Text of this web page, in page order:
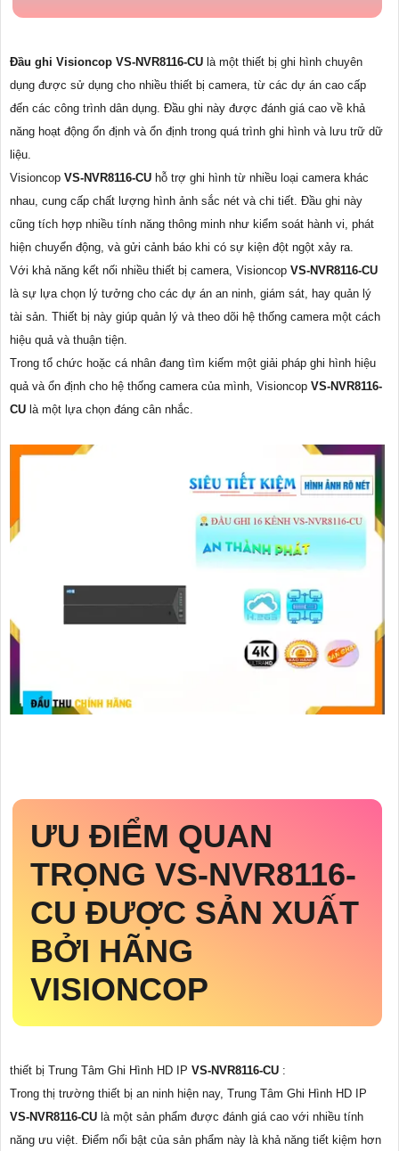
Đầu ghi Visioncop VS-NVR8116-CU là một thiết bị ghi hình chuyên
dụng được sử dụng cho nhiều thiết bị camera, từ các dự án cao cấp
đến các công trình dân dụng. Đầu ghi này được đánh giá cao về khả
năng hoạt động ổn định và ổn định trong quá trình ghi hình và lưu trữ dữ
liệu.
Visioncop VS-NVR8116-CU hỗ trợ ghi hình từ nhiều loại camera khác
nhau, cung cấp chất lượng hình ảnh sắc nét và chi tiết. Đầu ghi này
cũng tích hợp nhiều tính năng thông minh như kiểm soát hành vi, phát
hiện chuyển động, và gửi cảnh báo khi có sự kiện đột ngột xảy ra.
Với khả năng kết nối nhiều thiết bị camera, Visioncop VS-NVR8116-CU
là sự lựa chọn lý tưởng cho các dự án an ninh, giám sát, hay quản lý
tài sản. Thiết bị này giúp quản lý và theo dõi hệ thống camera một cách
hiệu quả và thuận tiện.
Trong tổ chức hoặc cá nhân đang tìm kiếm một giải pháp ghi hình hiệu
quả và ổn định cho hệ thống camera của mình, Visioncop VS-NVR8116-
CU là một lựa chọn đáng cân nhắc.
ƯU ĐIỂM QUAN
TRỌNG VS-NVR8116-
CU ĐƯỢC SẢN XUẤT
BỞI HÃNG
VISIONCOP
thiết bị Trung Tâm Ghi Hình HD IP VS-NVR8116-CU :
Trong thị trường thiết bị an ninh hiện nay, Trung Tâm Ghi Hình HD IP
VS-NVR8116-CU là một sản phẩm được đánh giá cao với nhiều tính
năng ưu việt. Điểm nổi bật của sản phẩm này là khả năng tiết kiệm hơn